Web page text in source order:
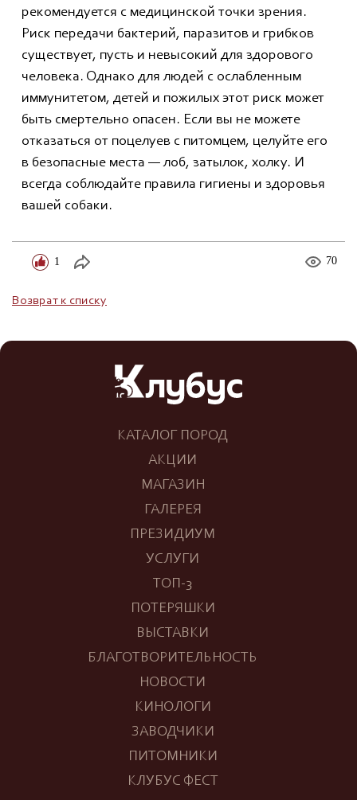
рекомендуется с медицинской точки зрения.
Риск передачи бактерий, паразитов и грибков
существует, пусть и невысокий для здорового
человека. Однако для людей с ослабленным
иммунитетом, детей и пожилых этот риск может
быть смертельно опасен. Если вы не можете
отказаться от поцелуев с питомцем, целуйте его
в безопасные места — лоб, затылок, холку. И
всегда соблюдайте правила гигиены и здоровья
вашей собаки.
1 70
Возврат к списку
КАТАЛОГ ПОРОД
АКЦИИ
МАГАЗИН
ГАЛЕРЕЯ
ПРЕЗИДИУМ
УСЛУГИ
ТОП-3
ПОТЕРЯШКИ
ВЫСТАВКИ
БЛАГОТВОРИТЕЛЬНОСТЬ
НОВОСТИ
КИНОЛОГИ
ЗАВОДЧИКИ
ПИТОМНИКИ
КЛУБУС ФЕСТ